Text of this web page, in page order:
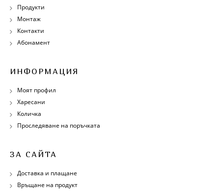
Продукти
Монтаж
Контакти
Абонамент
ИНФОРМАЦИЯ
Моят профил
Харесани
Количка
Проследяване на поръчката
ЗА САЙТА
Доставка и плащане
Връщане на продукт